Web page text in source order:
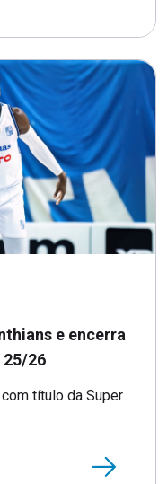
e encerra
25/26
título da Super